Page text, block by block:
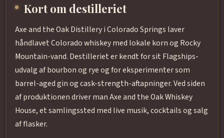
Kort om destilleriet
Axe and the Oak Distillery i Colorado Springs laver
håndlavet Colorado whiskey med lokale korn og Rocky
Mountain-vand. Destilleriet er kendt for sit Flagships-
udvalg af bourbon og rye og for eksperimenter som
barrel-aged gin og cask-strength-aftapninger. Ved siden
af produktionen driver man Axe and the Oak Whiskey
House, et samlingssted med live musik, cocktails og salg
af flasker.